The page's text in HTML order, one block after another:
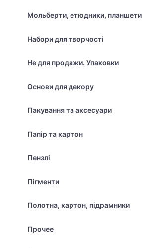
Мольберти, етюдники, планшети
Набори для творчості
Не для продажи. Упаковки
Основи для декору
Пакування та аксесуари
Папір та картон
Пензлі
Пігменти
Полотна, картон, підрамники
Прочее